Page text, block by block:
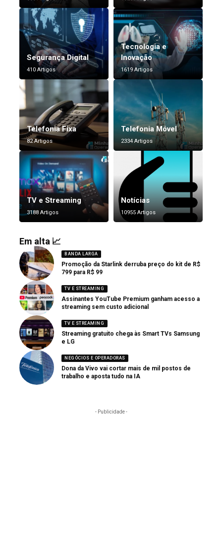
Segurança Digital
410 Artigos
Tecnologia e
Inovação
1619 Artigos
Telefonia Fixa
82 Artigos
Telefonia Móvel
2334 Artigos
TV e Streaming
3188 Artigos
Notícias
10955 Artigos
Em alta 📈
BANDA LARGA
Promoção da Starlink derruba preço do kit de R$
799 para R$ 99
TV E STREAMING
Assinantes YouTube Premium ganham acesso a
streaming sem custo adicional
TV E STREAMING
Streaming gratuito chega às Smart TVs Samsung
e LG
NEGÓCIOS E OPERADORAS
Dona da Vivo vai cortar mais de mil postos de
trabalho e aposta tudo na IA
- Publicidade -